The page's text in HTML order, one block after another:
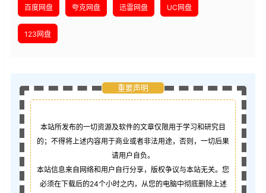
百度网盘 夸克网盘 迅雷网盘 UC网盘
123网盘
重要声明
本站所发布的一切资源及软件的文章仅限用于学习和研究目
的；不得将上述内容用于商业或者非法用途，否则，一切后果
请用户自负。
本站信息来自网络和用户自行分享，版权争议与本站无关。您
必须在下载后的24个小时之内，从您的电脑中彻底删除上述